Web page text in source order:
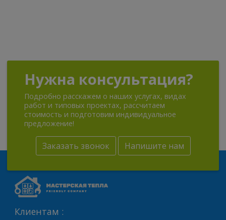
Нужна консультация?
Подробно расскажем о наших услугах, видах
работ и типовых проектах, рассчитаем
стоимость и подготовим индивидуальное
предложение!
Заказать звонок Напишите нам
Клиентам :